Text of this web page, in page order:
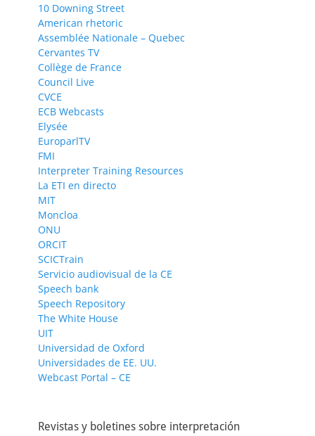
10 Downing Street
American rhetoric
Assemblée Nationale – Quebec
Cervantes TV
Collège de France
Council Live
CVCE
ECB Webcasts
Elysée
EuroparlTV
FMI
Interpreter Training Resources
La ETI en directo
MIT
Moncloa
ONU
ORCIT
SCICTrain
Servicio audiovisual de la CE
Speech bank
Speech Repository
The White House
UIT
Universidad de Oxford
Universidades de EE. UU.
Webcast Portal – CE
Revistas y boletines sobre interpretación